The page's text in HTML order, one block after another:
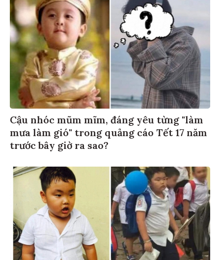
Cậu nhóc mũm mĩm, đáng yêu từng "làm
mưa làm gió" trong quảng cáo Tết 17 năm
trước bây giờ ra sao?